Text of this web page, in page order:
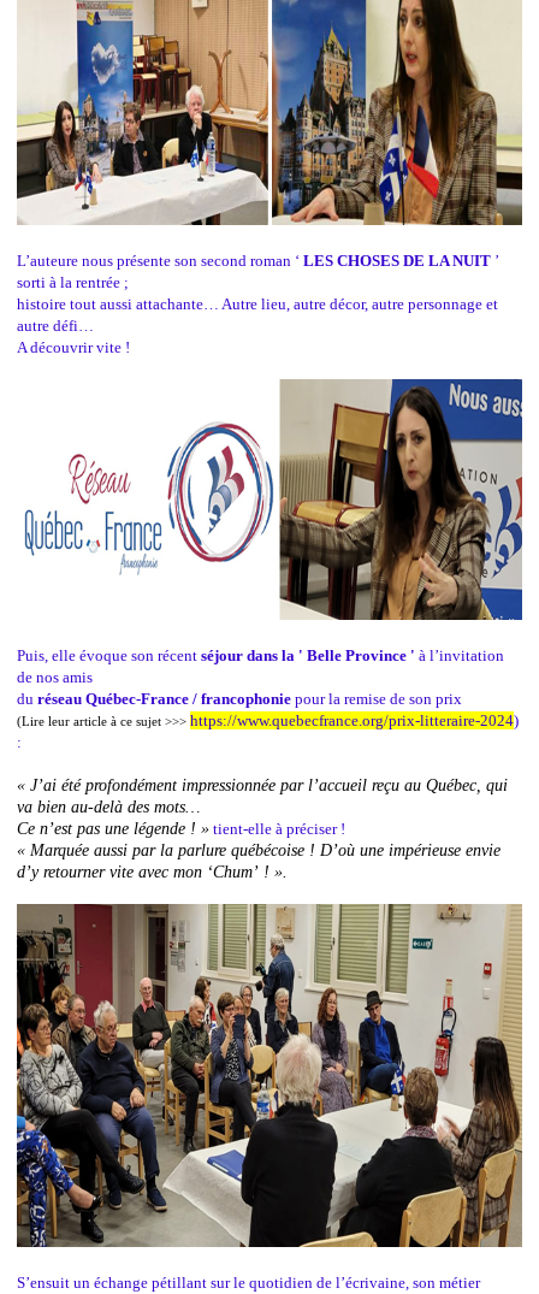
L’auteure nous présente son second roman ‘ LES CHOSES DE LA NUIT ’
sorti à la rentrée ;
histoire tout aussi attachante… Autre lieu, autre décor, autre personnage et
autre défi…
A découvrir vite !
Puis, elle évoque son récent séjour dans la ' Belle Province ' à l’invitation
de nos amis
du réseau Québec-France / francophonie pour la remise de son prix
(Lire leur article à ce sujet >>> https://www.quebecfrance.org/prix-litteraire-2024)
:
« J’ai été profondément impressionnée par l’accueil reçu au Québec, qui
va bien au-delà des mots…
Ce n’est pas une légende ! » tient-elle à préciser !
« Marquée aussi par la parlure québécoise ! D’où une impérieuse envie
d’y retourner vite avec mon ‘Chum’ ! ».
S’ensuit un échange pétillant sur le quotidien de l’écrivaine, son métier